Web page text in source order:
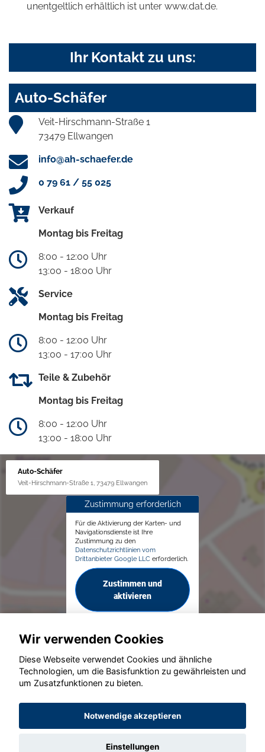
unentgeltlich erhältlich ist unter www.dat.de.
Ihr Kontakt zu uns:
Auto-Schäfer
Veit-Hirschmann-Straße 1
73479 Ellwangen
info@ah-schaefer.de
0 79 61 / 55 025
Verkauf
Montag bis Freitag
8:00 - 12:00 Uhr
13:00 - 18:00 Uhr
Service
Montag bis Freitag
8:00 - 12:00 Uhr
13:00 - 17:00 Uhr
Teile & Zubehör
Montag bis Freitag
8:00 - 12:00 Uhr
13:00 - 18:00 Uhr
Auto-Schäfer
Veit-Hirschmann-Straße 1, 73479 Ellwangen
Zustimmung erforderlich
Für die Aktivierung der Karten- und
Navigationsdienste ist Ihre
Zustimmung zu den
Datenschutzrichtlinien vom
Drittanbieter Google LLC erforderlich.
Zustimmen und
aktivieren
© konjunkturmotor.de GmbH 2020 - 2026
Wir verwenden Cookies
Diese Webseite verwendet Cookies und ähnliche
Technologien, um die Basisfunktion zu gewährleisten und
um Zusatzfunktionen zu bieten.
Notwendige akzeptieren
Einstellungen